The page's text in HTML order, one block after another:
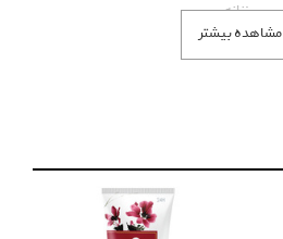
مشاهده بیشتر
زنانه